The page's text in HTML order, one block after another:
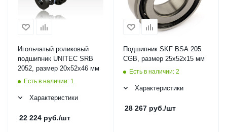
Игольчатый роликовый
подшипник UNITEC SRB
2052, размер 20x52x46 мм
Есть в наличии: 1
Характеристики
22 224 руб./шт
Подшипник SKF BSA 205
CGB, размер 25x52x15 мм
Есть в наличии: 2
Характеристики
28 267 руб./шт